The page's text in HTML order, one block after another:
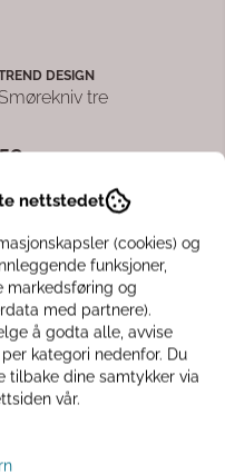
DESIGN
tre
Kjøp
nettstedet
(cookies) og
funksjoner,
markedsføring og
med partnere).
å godta alle, avvise
kategori nedenfor. Du
tilbake dine samtykker via
vår.